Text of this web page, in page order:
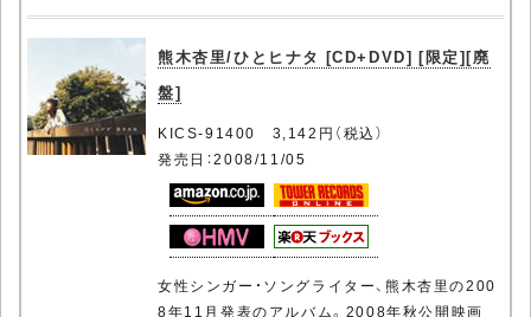
熊木杏里/ひとヒナタ [CD+DVD] [限定][廃
盤]
KICS-91400 3,142円（税込）
発売日：2008/11/05
女性シンガー・ソングライター、熊木杏里の200
8年11月発表のアルバム。2008年秋公開映画